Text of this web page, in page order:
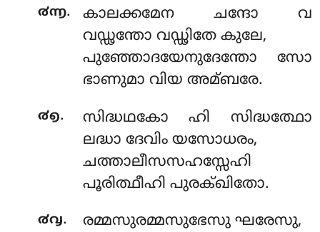
൪൬.
കാലക്കമേന ചന്ദോ വ
വഡ്ഢന്തോ വഡ്ഢിതേ കുലേ,
പുഞ്ഞോദയേനുദേന്തോ സോ
ഭാണുമാ വിയ അമ്ബരേ.
൪൭.
സിദ്ധഥകോ ഹി സിദ്ധത്ഥോ
ലദ്ധാ ദേവിം യസോധരം,
ചത്താലീസസഹസ്സേഹി
പൂരിത്ഥീഹി പുരക്ഖിതോ.
൪൮.
രമ്മസുരമ്മസുഭേസു ഘരേസു,